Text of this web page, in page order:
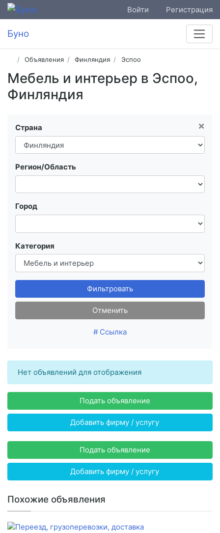
Войти Регистрация
Буно
Объявления Финляндия Эспоо
Мебель и интерьер в Эспоо,
Финляндия
×
Страна
Регион/Область
Город
Категория
Фильтровать
Отменить
# Ссылка
Нет объявлений для отображения
Подать объявление
Добавить фирму / услугу
Подать объявление
Добавить фирму / услугу
Похожие объявления